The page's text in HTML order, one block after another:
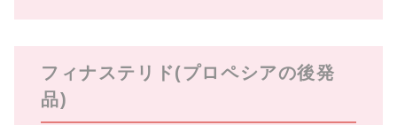
フィナステリド(プロペシアの後発
品)